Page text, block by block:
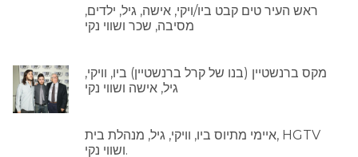
ראש העיר טים קבט ביו/ויקי, אישה, גיל, ילדים,
מסיבה, שכר ושווי נקי
מקס ברנשטיין (בנו של קרל ברנשטיין) ביו, וויקי,
גיל, אישה ושווי נקי
איימי מתיוס ביו, וויקי, גיל, מנהלת בית, HGTV
ושווי נקי.